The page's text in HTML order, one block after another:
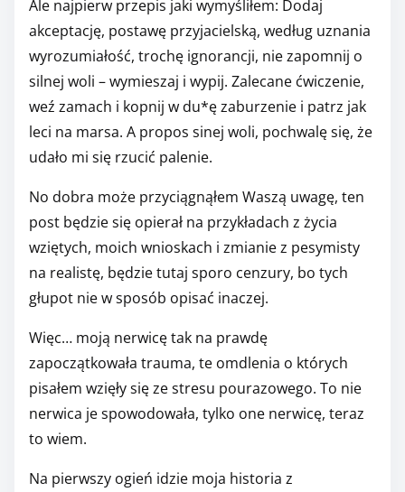
Ale najpierw przepis jaki wymyśliłem: Dodaj
akceptację, postawę przyjacielską, według uznania
wyrozumiałość, trochę ignorancji, nie zapomnij o
silnej woli – wymieszaj i wypij. Zalecane ćwiczenie,
weź zamach i kopnij w du*ę zaburzenie i patrz jak
leci na marsa. A propos sinej woli, pochwalę się, że
udało mi się rzucić palenie.
No dobra może przyciągnąłem Waszą uwagę, ten
post będzie się opierał na przykładach z życia
wziętych, moich wnioskach i zmianie z pesymisty
na realistę, będzie tutaj sporo cenzury, bo tych
głupot nie w sposób opisać inaczej.
Więc… moją nerwicę tak na prawdę
zapoczątkowała trauma, te omdlenia o których
pisałem wzięły się ze stresu pourazowego. To nie
nerwica je spowodowała, tylko one nerwicę, teraz
to wiem.
Na pierwszy ogień idzie moja historia z